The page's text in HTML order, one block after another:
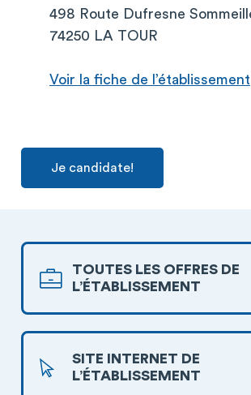
498 Route Dufresne
74250 LA TOUR
Voir la fiche de l’établissement
Je candidate!
TOUTES LES OFFRES DE
L’ÉTABLISSEMENT
SITE INTERNET DE
L’ÉTABLISSEMENT